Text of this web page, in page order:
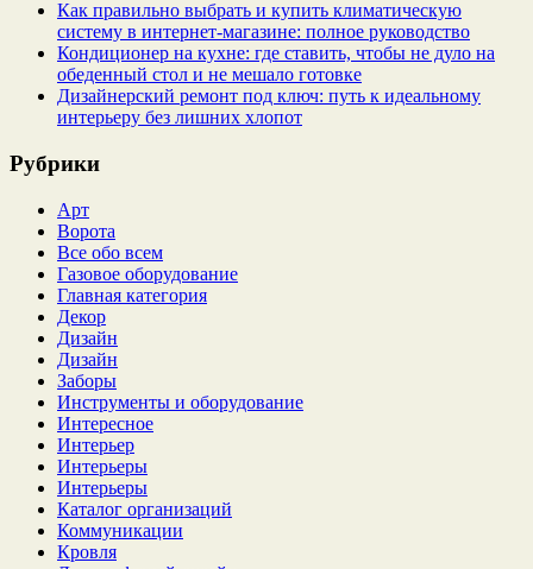
Как правильно выбрать и купить климатическую
систему в интернет‑магазине: полное руководство
Кондиционер на кухне: где ставить, чтобы не дуло на
обеденный стол и не мешало готовке
Дизайнерский ремонт под ключ: путь к идеальному
интерьеру без лишних хлопот
Рубрики
Арт
Ворота
Все обо всем
Газовое оборудование
Главная категория
Декор
Дизайн
Дизайн
Заборы
Инструменты и оборудование
Интересное
Интерьер
Интерьеры
Интерьеры
Каталог организаций
Коммуникации
Кровля